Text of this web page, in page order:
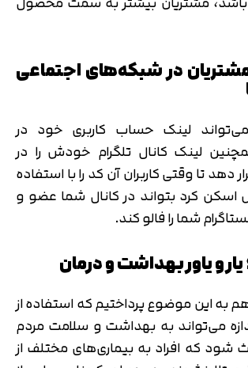
مشتریان در شبکه‌های اجتماعی
لینک حساب کاربری خود در
لینک کانال تلگرام خودش را در
دهد تا وقتی کاربران آن کد را با استفاده
کرد بتواند در کانال شما عضو و
شما را فالو کند.
به این موضوع پرداختیم که استفاده از
می‌تواند به بهداشت و سلامت مردم
که افراد به بیماری‌های مختلف از